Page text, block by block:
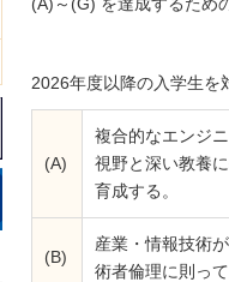
2026年度以降の入学生を
(A)
複合的なエンジ
視野と深い教養
育成する。
(B)
産業・情報技術
術者倫理に則っ